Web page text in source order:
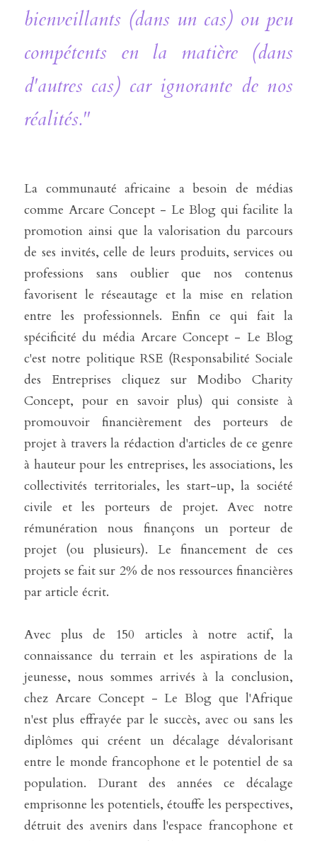
bienveillants (dans un cas) ou peu
compétents en la matière (dans
d'autres cas) car ignorante de nos
réalités."
La communauté africaine a besoin de médias
comme Arcare Concept - Le Blog qui facilite la
promotion ainsi que la valorisation du parcours
de ses invités, celle de leurs produits, services ou
professions sans oublier que nos contenus
favorisent le réseautage et la mise en relation
entre les professionnels. Enfin ce qui fait la
spécificité du média Arcare Concept - Le Blog
c'est notre politique RSE (Responsabilité Sociale
des Entreprises cliquez sur Modibo Charity
Concept, pour en savoir plus) qui consiste à
promouvoir financièrement des porteurs de
projet à travers la rédaction d'articles de ce genre
à hauteur pour les entreprises, les associations, les
collectivités territoriales, les start-up, la société
civile et les porteurs de projet. Avec notre
rémunération nous finançons un porteur de
projet (ou plusieurs). Le financement de ces
projets se fait sur 2% de nos ressources financières
par article écrit.
Avec plus de 150 articles à notre actif, la
connaissance du terrain et les aspirations de la
jeunesse, nous sommes arrivés à la conclusion,
chez Arcare Concept - Le Blog que l'Afrique
n'est plus effrayée par le succès, avec ou sans les
diplômes qui créent un décalage dévalorisant
entre le monde francophone et le potentiel de sa
population. Durant des années ce décalage
emprisonne les potentiels, étouffe les perspectives,
détruit des avenirs dans l'espace francophone et